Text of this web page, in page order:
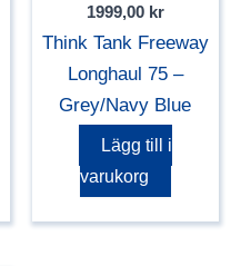
1999,00 kr
Think Tank Freeway
Longhaul 75 –
Grey/Navy Blue
Lägg till i
varukorg